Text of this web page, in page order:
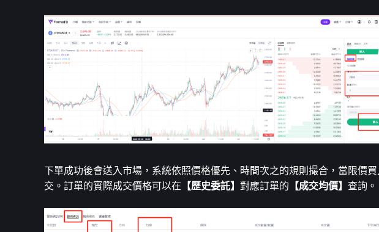
下單成功後會送入市場，系統依照價格優先、時間次之的規則撮合，當限價
交。訂單的實際成交價格可以在 【歷史委託】 對應訂單的 【成交均價】 查詢。